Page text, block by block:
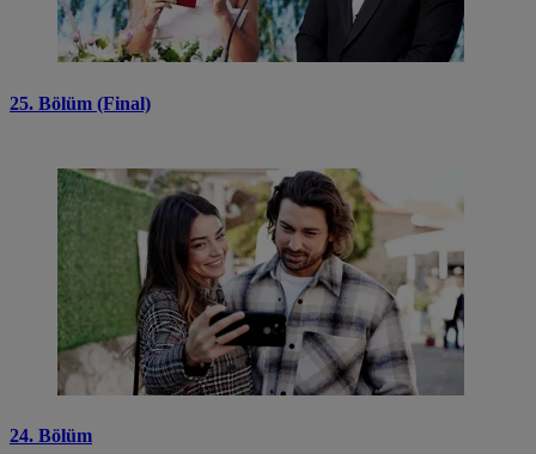
25. Bölüm (Final)
24. Bölüm